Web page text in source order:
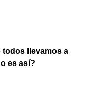
todos llevamos a
es así?